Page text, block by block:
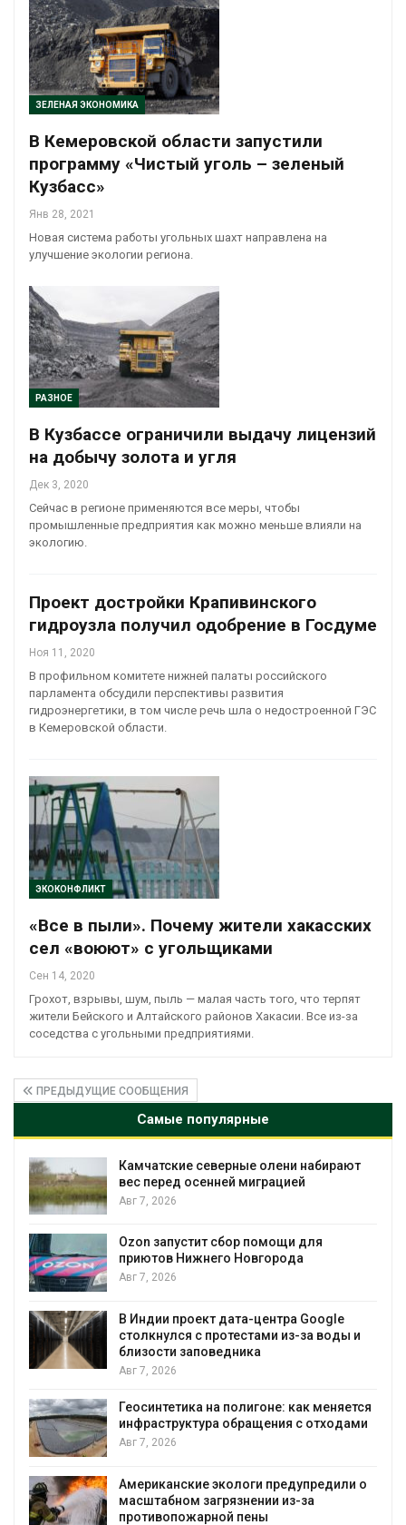
ЗЕЛЕНАЯ ЭКОНОМИКА
В Кемеровской области запустили
программу «Чистый уголь – зеленый
Кузбасс»
Янв 28, 2021
Новая система работы угольных шахт направлена на
улучшение экологии региона.
РАЗНОЕ
В Кузбассе ограничили выдачу лицензий
на добычу золота и угля
Дек 3, 2020
Сейчас в регионе применяются все меры, чтобы
промышленные предприятия как можно меньше влияли на
экологию.
Проект достройки Крапивинского
гидроузла получил одобрение в Госдуме
Ноя 11, 2020
В профильном комитете нижней палаты российского
парламента обсудили перспективы развития
гидроэнергетики, в том числе речь шла о недостроенной ГЭС
в Кемеровской области.
ЭКОКОНФЛИКТ
«Все в пыли». Почему жители хакасских
сел «воюют» с угольщиками
Сен 14, 2020
Грохот, взрывы, шум, пыль — малая часть того, что терпят
жители Бейского и Алтайского районов Хакасии. Все из-за
соседства с угольными предприятиями.
ПРЕДЫДУЩИЕ СООБЩЕНИЯ
Самые популярные
Камчатские северные олени набирают
вес перед осенней миграцией
Авг 7, 2026
Ozon запустит сбор помощи для
приютов Нижнего Новгорода
Авг 7, 2026
В Индии проект дата-центра Google
столкнулся с протестами из-за воды и
близости заповедника
Авг 7, 2026
Геосинтетика на полигоне: как меняется
инфраструктура обращения с отходами
Авг 7, 2026
Американские экологи предупредили о
масштабном загрязнении из-за
противопожарной пены